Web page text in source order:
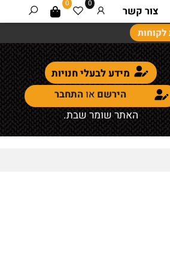
מידע לבעלי חנויות
הירשםאוהתחבר
האתר שומר שבת.
0 0
צור קשר